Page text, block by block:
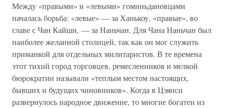
Между «правыми» и «левыми» гоминьдановцами
началась борьба: «левые» — за Ханькоу, «правые», во
главе с Чан Кайши, — за Наньчан. Для Чана Наньчан был
наиболее желанной столицей, так как он мог служить
приманкой для отдельных милитаристов. В те времена
этот тихий город торговцев, ремесленников и мелкой
бюрократии называли «теплым местом настоящих,
бывших и будущих чиновников». Когда в Цзянси
развернулось народное движение, то многие богатеи из